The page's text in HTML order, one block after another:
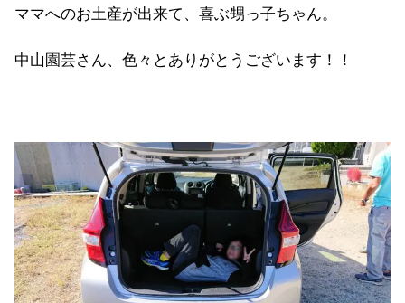
ママへのお土産が出来て、喜ぶ甥っ子ちゃん。
中山園芸さん、色々とありがとうございます！！